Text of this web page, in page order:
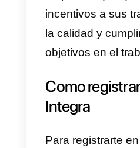
La
desarrollar
centers
. Es
hacer
de la misma
ventaja